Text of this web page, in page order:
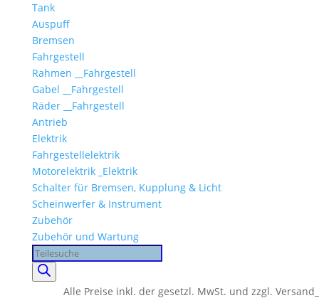
Tank
Auspuff
Bremsen
Fahrgestell
Rahmen __Fahrgestell
Gabel __Fahrgestell
Räder __Fahrgestell
Antrieb
Elektrik
Fahrgestellelektrik
Motorelektrik _Elektrik
Schalter für Bremsen, Kupplung & Licht
Scheinwerfer & Instrument
Zubehör
Zubehör und Wartung
Products
search
Alle Preise inkl. der gesetzl. MwSt. und zzgl. Versand_